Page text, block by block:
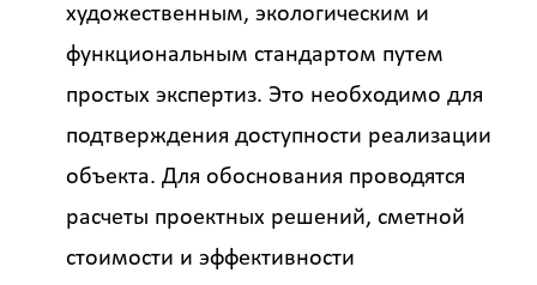
художественным, экологическим и
функциональным стандартом путем
простых экспертиз. Это необходимо для
подтверждения доступности реализации
объекта. Для обоснования проводятся
расчеты проектных решений, сметной
стоимости и эффективности
работ
Вид
работ
Площадь
?